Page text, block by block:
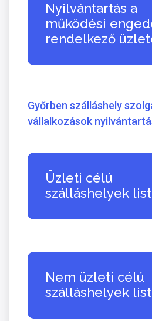
Nyilvántartás a
működési
rendelkező
Győrben szálláshely
vállalkozások
Üzleti célú
szálláshelyek
Nem üzleti célú
szálláshelyek